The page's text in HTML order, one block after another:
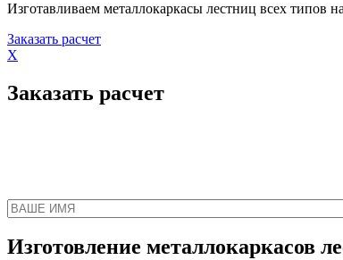
Изготавливаем металлокаркасы лестниц всех типов
Заказать расчет
X
Заказать расчет
Изготовление металлокаркасов